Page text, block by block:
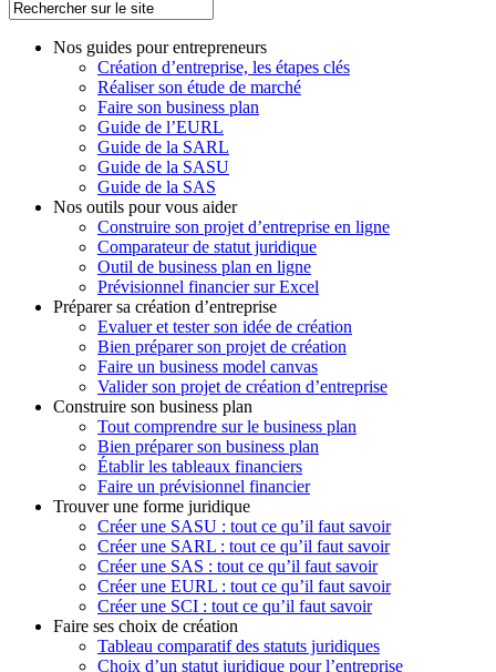
Nos guides pour entrepreneurs
Création d’entreprise, les étapes clés
Réaliser son étude de marché
Faire son business plan
Guide de l’EURL
Guide de la SARL
Guide de la SASU
Guide de la SAS
Nos outils pour vous aider
Construire son projet d’entreprise en ligne
Comparateur de statut juridique
Outil de business plan en ligne
Prévisionnel financier sur Excel
Préparer sa création d’entreprise
Evaluer et tester son idée de création
Bien préparer son projet de création
Faire un business model canvas
Valider son projet de création d’entreprise
Construire son business plan
Tout comprendre sur le business plan
Bien préparer son business plan
Établir les tableaux financiers
Faire un prévisionnel financier
Trouver une forme juridique
Créer une SASU : tout ce qu’il faut savoir
Créer une SARL : tout ce qu’il faut savoir
Créer une SAS : tout ce qu’il faut savoir
Créer une EURL : tout ce qu’il faut savoir
Créer une SCI : tout ce qu’il faut savoir
Faire ses choix de création
Tableau comparatif des statuts juridiques
Choix d’un statut juridique pour l’entreprise